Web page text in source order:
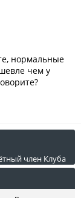
нормальные
чем у
член Клуба